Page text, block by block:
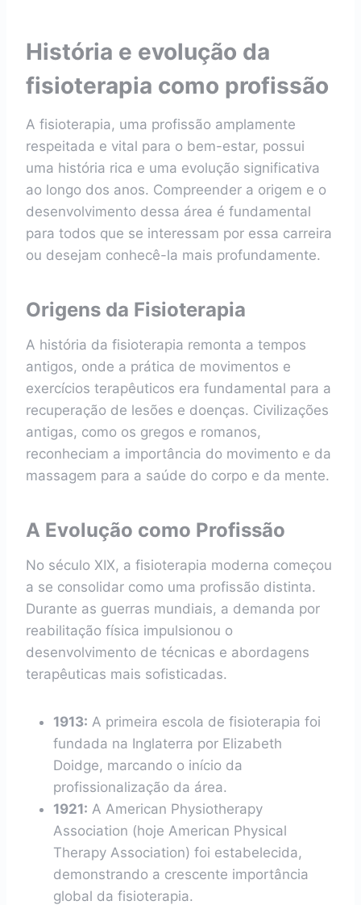
História e evolução da
fisioterapia como profissão
A fisioterapia, uma profissão amplamente
respeitada e vital para o bem-estar, possui
uma história rica e uma evolução significativa
ao longo dos anos. Compreender a origem e o
desenvolvimento dessa área é fundamental
para todos que se interessam por essa carreira
ou desejam conhecê-la mais profundamente.
Origens da Fisioterapia
A história da fisioterapia remonta a tempos
antigos, onde a prática de movimentos e
exercícios terapêuticos era fundamental para a
recuperação de lesões e doenças. Civilizações
antigas, como os gregos e romanos,
reconheciam a importância do movimento e da
massagem para a saúde do corpo e da mente.
A Evolução como Profissão
No século XIX, a fisioterapia moderna começou
a se consolidar como uma profissão distinta.
Durante as guerras mundiais, a demanda por
reabilitação física impulsionou o
desenvolvimento de técnicas e abordagens
terapêuticas mais sofisticadas.
1913: A primeira escola de fisioterapia foi
fundada na Inglaterra por Elizabeth
Doidge, marcando o início da
profissionalização da área.
1921: A American Physiotherapy
Association (hoje American Physical
Therapy Association) foi estabelecida,
demonstrando a crescente importância
global da fisioterapia.